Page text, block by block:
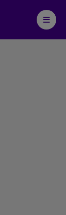
Ouvrir